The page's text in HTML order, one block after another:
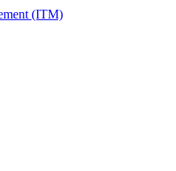
(ITM)